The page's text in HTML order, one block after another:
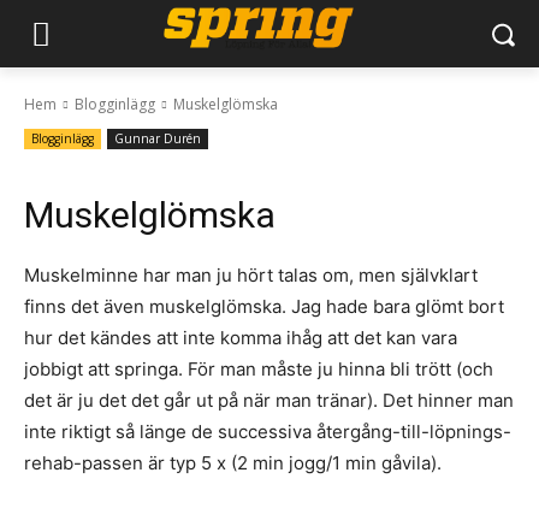
Hem Blogginlägg Muskelglömska
Blogginlägg Gunnar Durén
Muskelglömska
Muskelminne har man ju hört talas om, men självklart
finns det även muskelglömska. Jag hade bara glömt bort
hur det kändes att inte komma ihåg att det kan vara
jobbigt att springa. För man måste ju hinna bli trött (och
det är ju det det går ut på när man tränar). Det hinner man
inte riktigt så länge de successiva återgång-till-löpnings-
rehab-passen är typ 5 x (2 min jogg/1 min gåvila).